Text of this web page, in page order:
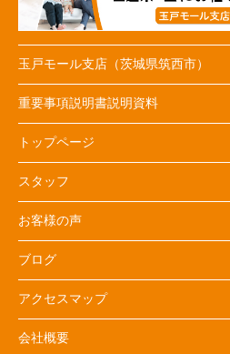
玉戸モール支店（茨城県筑西市）
重要事項説明書説明資料
トップページ
スタッフ
お客様の声
ブログ
アクセスマップ
会社概要